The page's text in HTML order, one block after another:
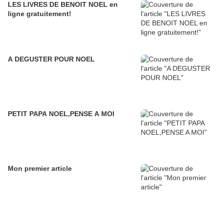
LES LIVRES DE BENOIT NOEL en
ligne gratuitement!
A DEGUSTER POUR NOEL
PETIT PAPA NOEL,PENSE A MOI
Mon premier article